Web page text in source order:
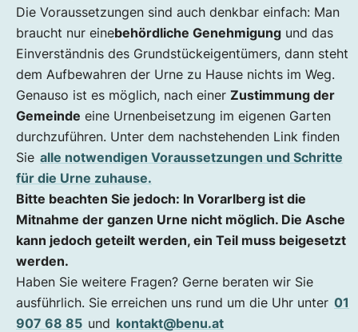
Die Voraussetzungen sind auch denkbar einfach: Man
braucht nur einebehördliche Genehmigung und das
Einverständnis des Grundstückeigentümers, dann steht
dem Aufbewahren der Urne zu Hause nichts im Weg.
Genauso ist es möglich, nach einer Zustimmung der
Gemeinde eine Urnenbeisetzung im eigenen Garten
durchzuführen. Unter dem nachstehenden Link finden
Sie alle notwendigen Voraussetzungen und Schritte
für die Urne zuhause.
Bitte beachten Sie jedoch: In Vorarlberg ist die
Mitnahme der ganzen Urne nicht möglich. Die Asche
kann jedoch geteilt werden, ein Teil muss beigesetzt
werden.
Haben Sie weitere Fragen? Gerne beraten wir Sie
ausführlich. Sie erreichen uns rund um die Uhr unter 01
907 68 85 und kontakt@benu.at